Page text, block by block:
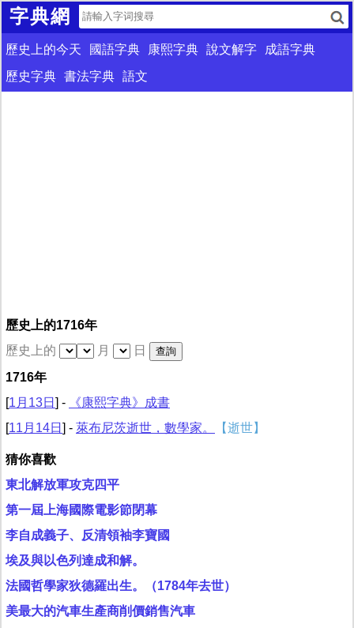
字典網
歷史上的今天 國語字典 康熙字典 說文解字
成語字典
歷史字典 書法字典 語文
歷史上的1716年
歷史上的
月
日
1716年
[1月13日 ] -
《康熙字典》成書
[11月14日 ] - 萊布尼茨逝世，數學家。 【逝世】
猜你喜歡
東北解放軍攻克四平
第一屆上海國際電影節閉幕
李自成義子、反清領袖李寶國
埃及與以色列達成和解。
法國哲學家狄德羅出生。（1784年去世）
美最大的汽車生產商削價銷售汽車